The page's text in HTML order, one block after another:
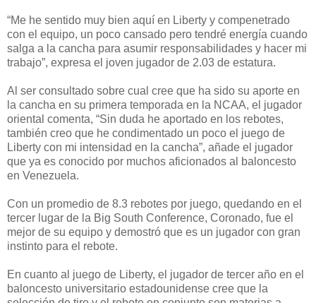
“Me he sentido muy bien aquí en Liberty y compenetrado
con el equipo, un poco cansado pero tendré energía cuando
salga a la cancha para asumir responsabilidades y hacer mi
trabajo”, expresa el joven jugador de 2.03 de estatura.
Al ser consultado sobre cual cree que ha sido su aporte en
la cancha en su primera temporada en la NCAA, el jugador
oriental comenta, “Sin duda he aportado en los rebotes,
también creo que he condimentado un poco el juego de
Liberty con mi intensidad en la cancha”, añade el jugador
que ya es conocido por muchos aficionados al baloncesto
en Venezuela.
Con un promedio de 8.3 rebotes por juego, quedando en el
tercer lugar de la Big South Conference, Coronado, fue el
mejor de su equipo y demostró que es un jugador con gran
instinto para el rebote.
En cuanto al juego de Liberty, el jugador de tercer año en el
baloncesto universitario estadounidense cree que la